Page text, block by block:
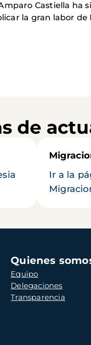
Castiella ha
la gran labor
de
Ir a la
Quienes
Equipo
Delegaciones
Transparencia